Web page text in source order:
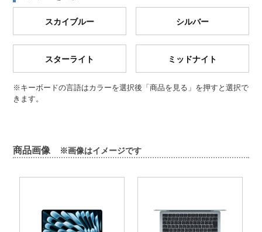
スカイブルー シルバー
スターライト ミッドナイト
※キーボードの言語はカラーを選択後「商品を見る」を押すと選択で
きます。
商品画像 ※画像はイメージです